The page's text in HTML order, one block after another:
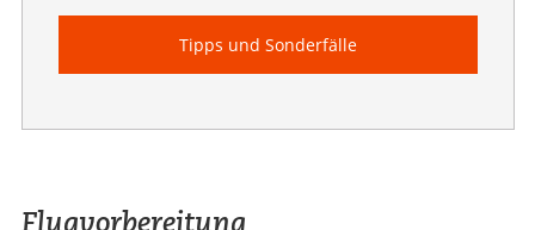
Tipps und Sonderfälle